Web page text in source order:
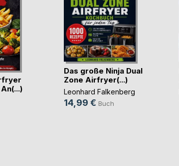
Das große Ninja Dual
Zone Airfryer(...)
Leonhard Falkenberg
14,99 € Buch